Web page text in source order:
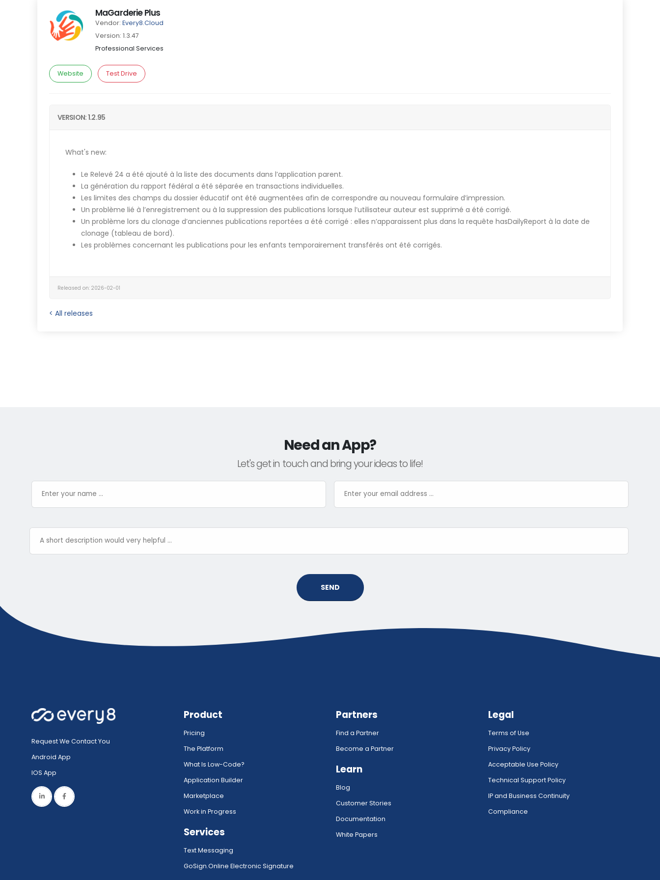
MaGarderie Plus
Vendor: Every8.Cloud
Version: 1.3.47
Professional Services
Website Test Drive
VERSION: 1.2.95
What's new:
Le Relevé 24 a été ajouté à la liste des documents dans l’application parent.
La génération du rapport fédéral a été séparée en transactions individuelles.
Les limites des champs du dossier éducatif ont été augmentées afin de correspondre au nouveau formulaire d’impression.
Un problème lié à l’enregistrement ou à la suppression des publications lorsque l’utilisateur auteur est supprimé a été corrigé.
Un problème lors du clonage d’anciennes publications reportées a été corrigé : elles n’apparaissent plus dans la requête hasDailyReport à la date de
clonage (tableau de bord).
Les problèmes concernant les publications pour les enfants temporairement transférés ont été corrigés.
Released on: 2026-02-01
< All releases
Need an App?
Let's get in touch and bring your ideas to life!
SEND
Request We Contact You
Android App
IOS App
Product
Pricing
The Platform
What Is Low-Code?
Application Builder
Marketplace
Work in Progress
Services
Text Messaging
GoSign.Online Electronic Signature
Partners
Find a Partner
Become a Partner
Learn
Blog
Customer Stories
Documentation
White Papers
Legal
Terms of Use
Privacy Policy
Acceptable Use Policy
Technical Support Policy
IP and Business Continuity
Compliance